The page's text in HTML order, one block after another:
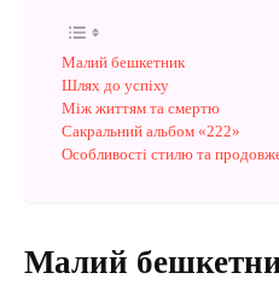
Малий бешкетник
Шлях до успіху
Між життям та смертю
Сакральний альбом «222»
Особливості стилю та
Малий